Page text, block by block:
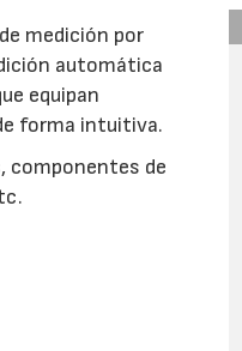
medición por
automática
equipan
forma intuitiva.
componentes de